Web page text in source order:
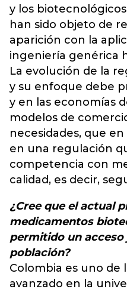
y los
han sido objeto de
aparición con la
ingeniería genérica
La evolución de la
y su enfoque debe
y en las economías
modelos de
necesidades, que
en una regulación
competencia con
calidad, es decir,
¿Cree que el actual
medicamentos
permitido un
población?
Colombia es uno de
avanzado en la